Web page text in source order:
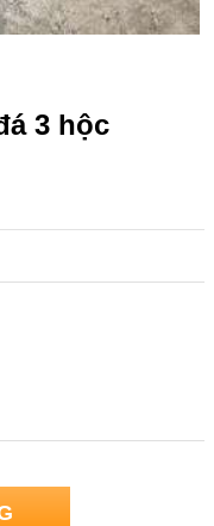
3 hộc